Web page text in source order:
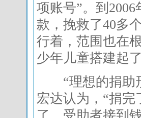
项账号”。到
款，挽救了40多
行着，范围也在
少年儿童搭建起
“理想的捐助形
宏达认为，“捐